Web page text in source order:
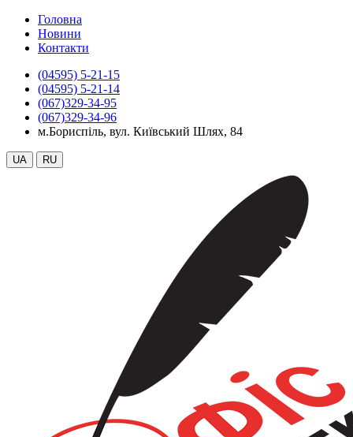
Головна
Новини
Контакти
(04595) 5-21-15
(04595) 5-21-14
(067)329-34-95
(067)329-34-96
м.Бориспіль, вул. Київський Шлях, 84
UA RU